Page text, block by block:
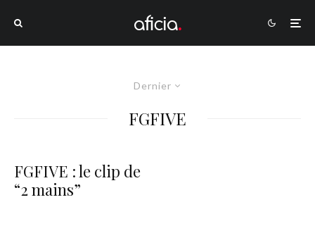
Dernier
FGFIVE
FGFIVE : le clip de
“2 mains”